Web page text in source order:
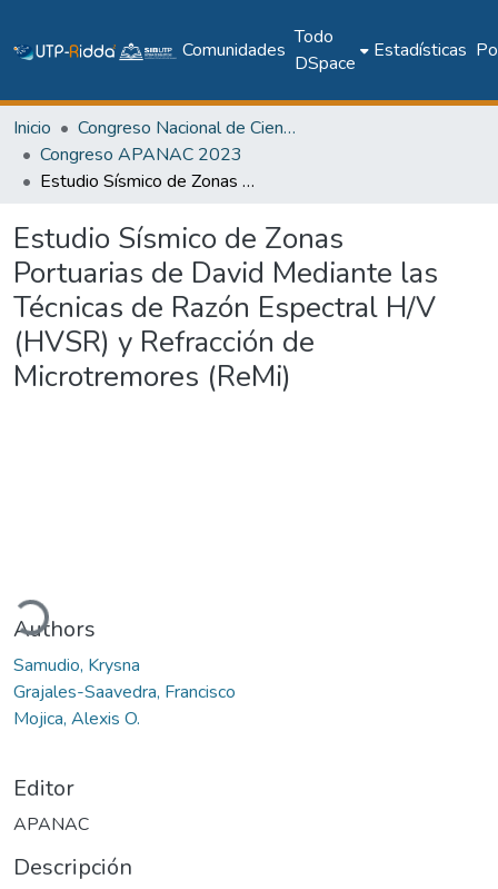
Comunidades
Todo
DSpace
Estadísticas
Inicio
Congreso Nacional de Ciencia y Tecnología – APANAC
Congreso APANAC 2023
Estudio Sísmico de Zonas Portuarias de David Mediante las Técnicas de Razón Espectral H/V (HVSR) y Refracción de Microtremores (ReMi)
Estudio Sísmico de Zonas
Portuarias de David Mediante las
Técnicas de Razón Espectral H/V
(HVSR) y Refracción de
Microtremores (ReMi)
Authors
Samudio, Krysna
Grajales-Saavedra, Francisco
Mojica, Alexis O.
Editor
APANAC
Descripción